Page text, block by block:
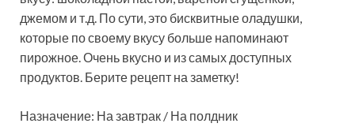
джемом и т.д. По сути, это бисквитные оладушки,
которые по своему вкусу больше напоминают
пирожное. Очень вкусно и из самых доступных
продуктов. Берите рецепт на заметку!
Назначение: На завтрак / На полдник